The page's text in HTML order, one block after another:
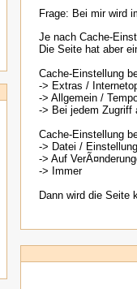
Frage: Bei mir wird
Je nach Cache-
Die Seite hat aber
Cache-Einstellung
-> Extras /
-> Allgemein /
-> Bei jedem Zugriff
Cache-Einstellung
-> Datei /
-> Auf
-> Immer
Dann wird die Seite